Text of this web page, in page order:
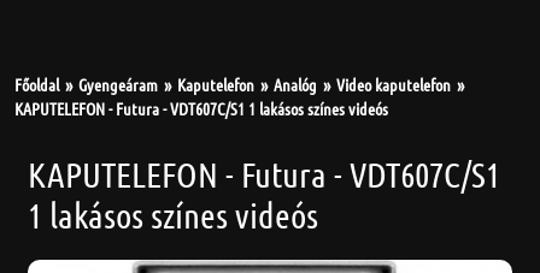
Főoldal Gyengeáram Kaputelefon Analóg
Video kaputelefon
KAPUTELEFON - Futura - VDT607C/S1 1 lakásos színes videós
KAPUTELEFON - Futura - VDT607C/S1
1 lakásos színes videós